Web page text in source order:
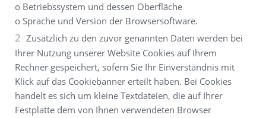
o Betriebssystem und dessen Oberfläche
o Sprache und Version der Browsersoftware.
Zusätzlich zu den zuvor genannten Daten werden bei
Ihrer Nutzung unserer Website Cookies auf Ihrem
Rechner gespeichert, sofern Sie Ihr Einverständnis mit
Klick auf das Cookiebanner erteilt haben. Bei Cookies
handelt es sich um kleine Textdateien, die auf Ihrer
Festplatte dem von Ihnen verwendeten Browser